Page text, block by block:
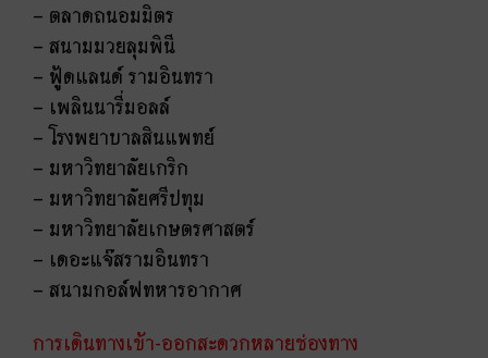
– ตลาดถนอมมิตร
– สนามมวยลุมพินี
– ฟู้ดแลนด์ รามอินทรา
– เพลินนารี่มอลล์
– โรงพยาบาลสินแพทย์
– มหาวิทยาลัยเกริก
– มหาวิทยาลัยศรีปทุม
– มหาวิทยาลัยเกษตรศาสตร์
– เดอะแจ๊สรามอินทรา
– สนามกอล์ฟทหารอากาศ
การเดินทางเข้า-ออกสะดวกหลายช่องทาง